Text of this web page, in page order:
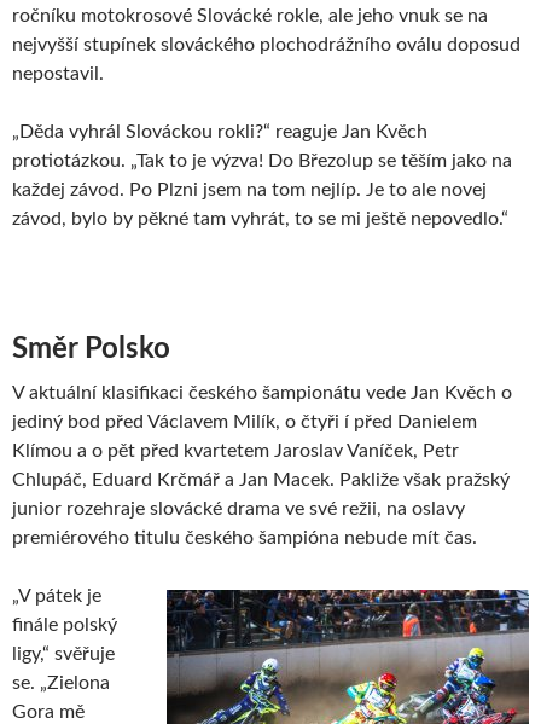
ročníku motokrosové Slovácké rokle, ale jeho vnuk se na
nejvyšší stupínek slováckého plochodrážního oválu doposud
nepostavil.
„Děda vyhrál Slováckou rokli?“ reaguje Jan Kvěch
protiotázkou. „Tak to je výzva! Do Březolup se těším jako na
každej závod. Po Plzni jsem na tom nejlíp. Je to ale novej
závod, bylo by pěkné tam vyhrát, to se mi ještě nepovedlo.“
Směr Polsko
V aktuální klasifikaci českého šampionátu vede Jan Kvěch o
jediný bod před Václavem Milík, o čtyři í před Danielem
Klímou a o pět před kvartetem Jaroslav Vaníček, Petr
Chlupáč, Eduard Krčmář a Jan Macek. Pakliže však pražský
junior rozehraje slovácké drama ve své režii, na oslavy
premiérového titulu českého šampióna nebude mít čas.
„V pátek je
finále polský
ligy,“ svěřuje
se. „Zielona
Gora mě